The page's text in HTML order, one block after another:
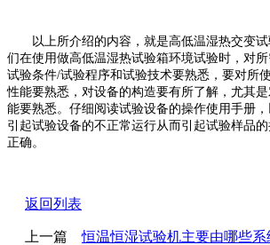
以上所介绍的内容，就是高低温湿热交变试
们在使用做高低温湿热试验箱环境试验时，对所
试验条件/试验程序和试验技术要熟悉，要对所
性能要熟悉，对设备的构造要有所了解，尤其
能要熟悉。仔细阅读试验设备的操作使用手册
引起试验设备的不正常运行从而引起试验样品的
正确。
返回列表
上一篇恒温恒湿试验机主要由哪些系